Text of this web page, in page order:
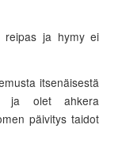
reipas ja hymy ei
itsenäisestä
ja olet ahkera
päivitys taidot